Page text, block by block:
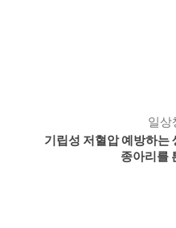
일상
기립성 저혈압 예방하는
종아리를